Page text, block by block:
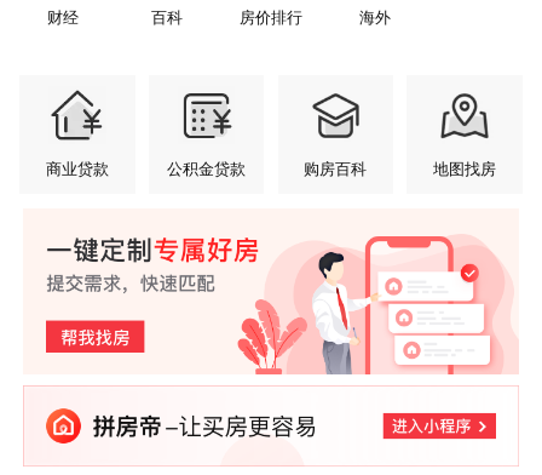
财经 百科 房价排行 海外
商业贷款 公积金贷款 购房百科 地图找房